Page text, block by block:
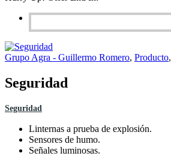
Grupo Agra - Guillermo Romero, Producto,
Seguridad
Seguridad
Linternas a prueba de explosión.
Sensores de humo.
Señales luminosas.